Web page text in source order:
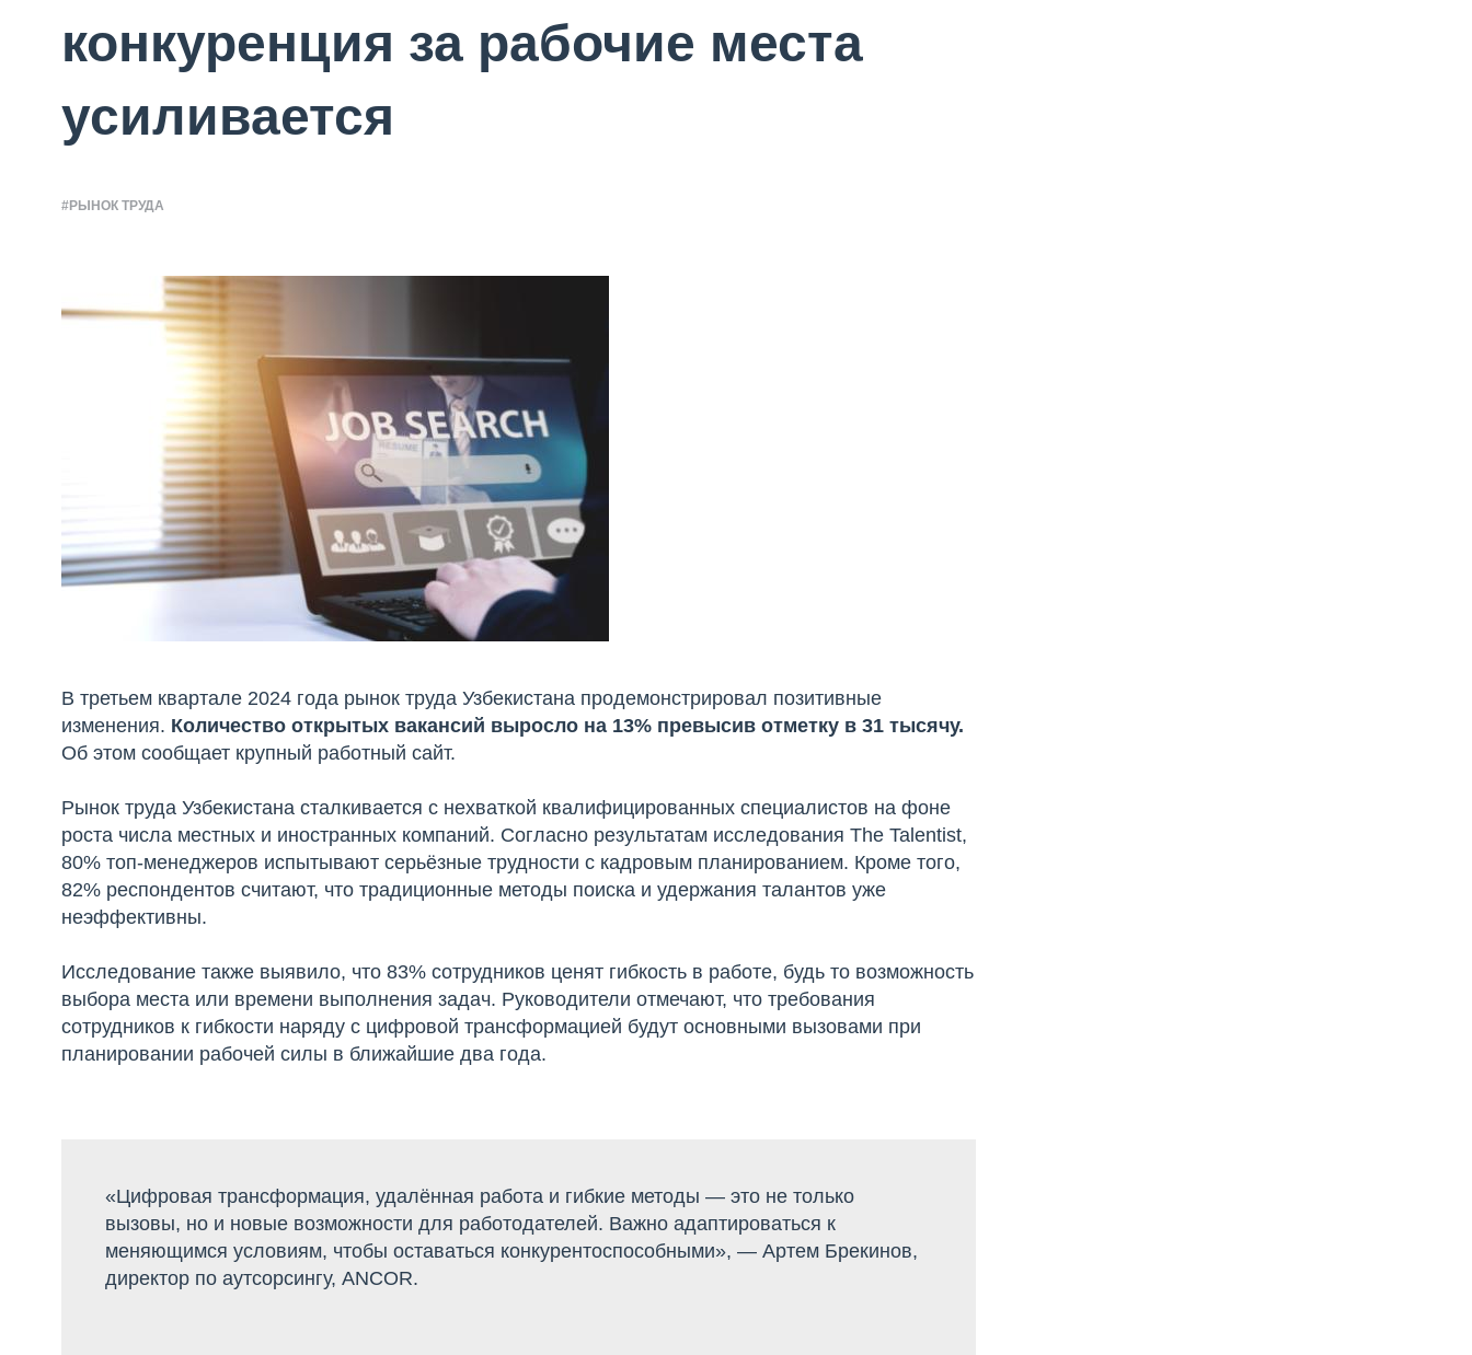
конкуренция за рабочие места
усиливается
#РЫНОК ТРУДА
В третьем квартале 2024 года рынок труда Узбекистана продемонстрировал позитивные
изменения. Количество открытых вакансий выросло на 13% превысив отметку в 31 тысячу.
Об этом сообщает крупный работный сайт.
Рынок труда Узбекистана сталкивается с нехваткой квалифицированных специалистов на фоне
роста числа местных и иностранных компаний. Согласно результатам исследования The Talentist,
80% топ-менеджеров испытывают серьёзные трудности с кадровым планированием. Кроме того,
82% респондентов считают, что традиционные методы поиска и удержания талантов уже
неэффективны.
Исследование также выявило, что 83% сотрудников ценят гибкость в работе, будь то возможность
выбора места или времени выполнения задач. Руководители отмечают, что требования
сотрудников к гибкости наряду с цифровой трансформацией будут основными вызовами при
планировании рабочей силы в ближайшие два года.
«Цифровая трансформация, удалённая работа и гибкие методы — это не только
вызовы, но и новые возможности для работодателей. Важно адаптироваться к
меняющимся условиям, чтобы оставаться конкурентоспособными», — Артем Брекинов,
директор по аутсорсингу, ANCOR.